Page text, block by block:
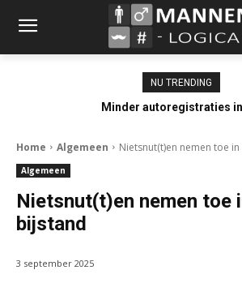
NU TRENDING
Minder autoregistraties
Home Algemeen Nietsnut(t)en nemen toe
Algemeen
Nietsnut(t)en nemen toe
bijstand
3 september 2025